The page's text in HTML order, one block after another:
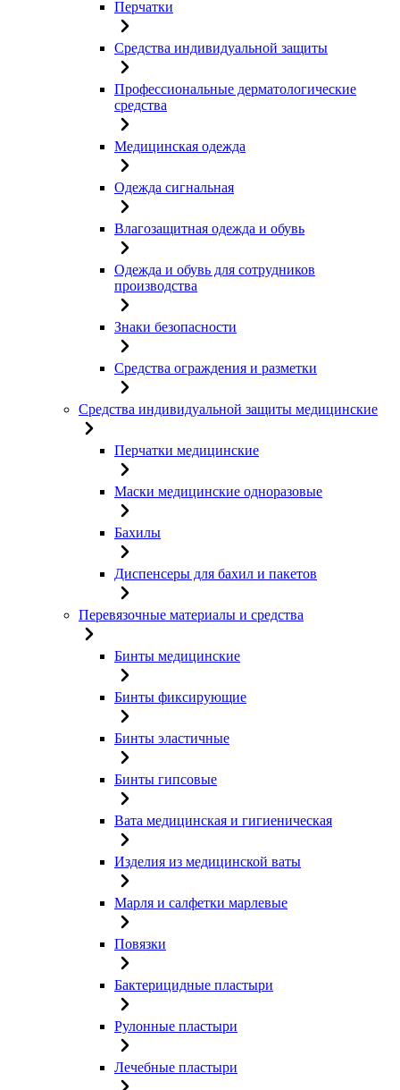
Перчатки
Средства индивидуальной защиты
Профессиональные дерматологические
средства
Медицинская одежда
Одежда сигнальная
Влагозащитная одежда и обувь
Одежда и обувь для сотрудников
производства
Знаки безопасности
Средства ограждения и разметки
Средства индивидуальной защиты медицинские
Перчатки медицинские
Маски медицинские одноразовые
Бахилы
Диспенсеры для бахил и пакетов
Перевязочные материалы и средства
Бинты медицинские
Бинты фиксирующие
Бинты эластичные
Бинты гипсовые
Вата медицинская и гигиеническая
Изделия из медицинской ваты
Марля и салфетки марлевые
Повязки
Бактерицидные пластыри
Рулонные пластыри
Лечебные пластыри